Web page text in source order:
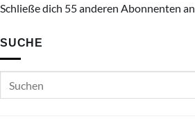
Schließe dich 55 anderen Abonnenten an
SUCHE